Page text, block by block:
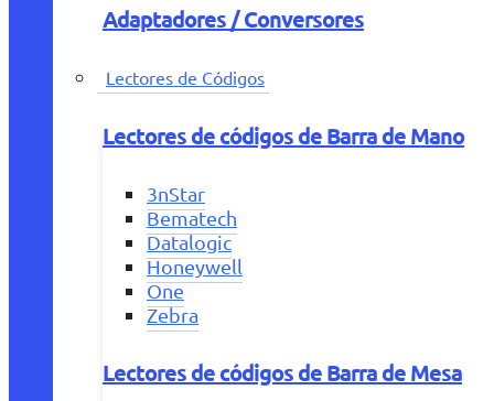
Adaptadores / Conversores
Lectores de Códigos
Lectores de códigos de Barra de Mano
3nStar
Bematech
Datalogic
Honeywell
One
Zebra
Lectores de códigos de Barra de Mesa